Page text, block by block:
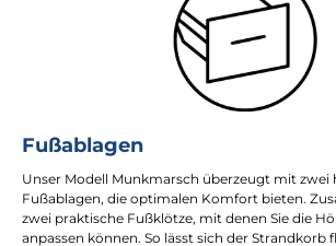
Fußablagen
Unser Modell Munkmarsch überzeugt mit zwei
Fußablagen, die optimalen Komfort bieten.
zwei praktische Fußklötze, mit denen Sie die
anpassen können. So lässt sich der Strandkorb